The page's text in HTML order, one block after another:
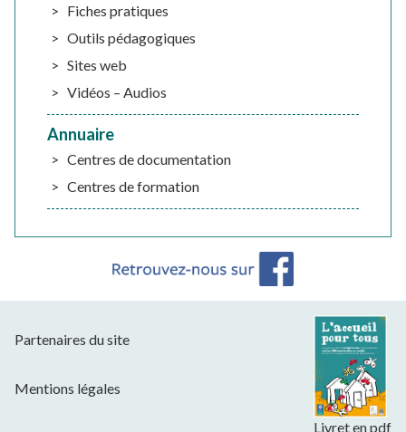
Fiches pratiques
Outils pédagogiques
Sites web
Vidéos – Audios
Annuaire
Centres de documentation
Centres de formation
Livret en pdf
Partenaires du site
Mentions légales